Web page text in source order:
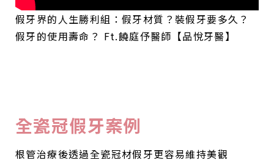
假牙界的人生勝利組：假牙材質？裝假牙要多久？
假牙的使用壽命？ Ft.饒庭伃醫師【品悅牙醫】
全瓷冠假牙案例
根管治療後透過全瓷冠材假牙更容易維持美觀